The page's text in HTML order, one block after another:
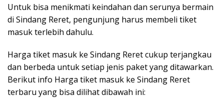
Untuk bisa menikmati keindahan dan serunya bermain
di Sindang Reret, pengunjung harus membeli tiket
masuk terlebih dahulu.
Harga tiket masuk ke Sindang Reret cukup terjangkau
dan berbeda untuk setiap jenis paket yang ditawarkan.
Berikut info Harga tiket masuk ke Sindang Reret
terbaru yang bisa dilihat dibawah ini: